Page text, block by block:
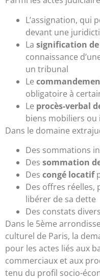
L’assignation, qui
devant une
La signification
connaissance
un tribunal
Le
obligatoire à
Le procès-verbal
biens mobiliers
Dans le domaine
Des sommations
Des sommation
Des congé locatif
Des offres réelles,
libérer de sa dette
Des constats
Dans le 5ème
culturel de Paris, la
pour les actes liés aux
commerciaux et aux
tenu du profil socio-